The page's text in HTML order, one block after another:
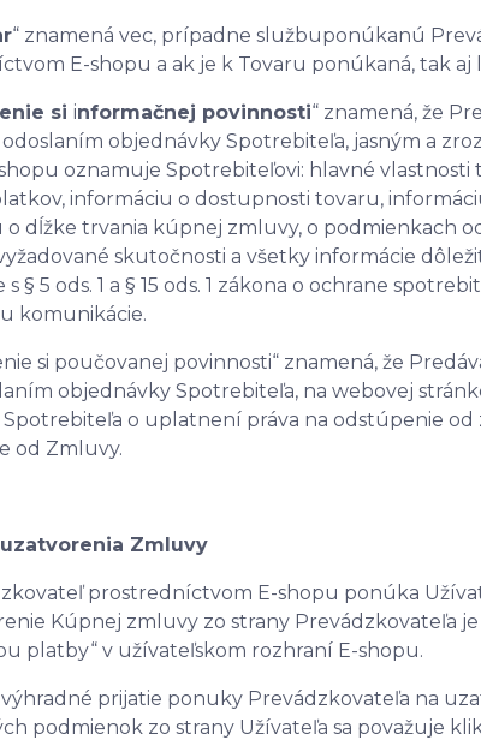
“ znamená vec, prípadne službuponúkanú
E-shopu a ak je k Tovaru ponúkaná, tak
si informačnej povinnosti“ znamená, že
objednávky Spotrebiteľa, jasným a
oznamuje Spotrebiteľovi: hlavné
informáciu o dostupnosti tovaru,
o dĺžke trvania kúpnej zmluvy, o podmienkach
skutočnosti a všetky informácie
s § 5 ods. 1 a § 15 ods. 1 zákona o ochrane
komunikácie.
si poučovanej povinnosti“ znamená, že
objednávky Spotrebiteľa, na webovej
Spotrebiteľa o uplatnení práva na odstúpenie
od Zmluvy.
Zmluvy
prostredníctvom E-shopu ponúka
Kúpnej zmluvy zo strany Prevádzkovateľa
platby“ v užívateľskom rozhraní E-shopu.
prijatie ponuky Prevádzkovateľa na
podmienok zo strany Užívateľa sa považuje